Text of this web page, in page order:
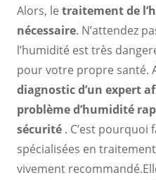
Alors, le traitement de
nécessaire. N’attendez
l’humidité est très
pour votre propre santé.
diagnostic d’un expert
problème d’humidité
sécurité . C’est pourquoi
spécialisées en
vivement